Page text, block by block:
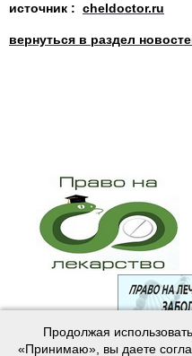
источник : cheldoctor.ru
вернуться в раздел
©
Продолжая
«Принимаю», вы даете